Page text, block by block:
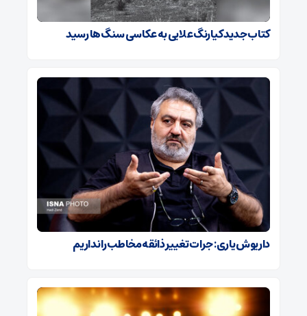
کتاب جدید کیارنگ علایی به عکاسی سنگ‌ها رسید
داریوش یاری: جرات تغییر ذائقه مخاطب را نداریم